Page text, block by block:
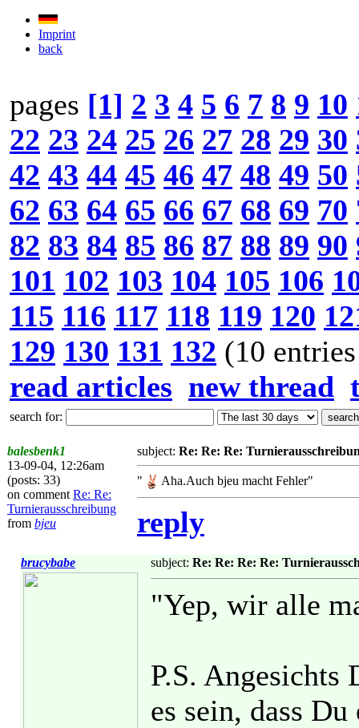
Imprint
back
pages [1] 2 3 4 5 6 7 8 9 10
22 23 24 25 26 27 28 29 30
42 43 44 45 46 47 48 49 50
62 63 64 65 66 67 68 69 70
82 83 84 85 86 87 88 89 90
101 102 103 104 105 106
115 116 117 118 119 120
129 130 131 132 (10
read articles new thread
search for:
balesbenk1
13-09-04, 12:26am
(posts: 33)
on comment Re: Re:
Turnierausschreibung
from bjeu
subject: Re: Re: Re:
" Aha.Auch bjeu macht Fehler"
reply
brucybabe subject: Re: Re: Re: Re:
"Yep, wir alle
P.S.
es sein, dass